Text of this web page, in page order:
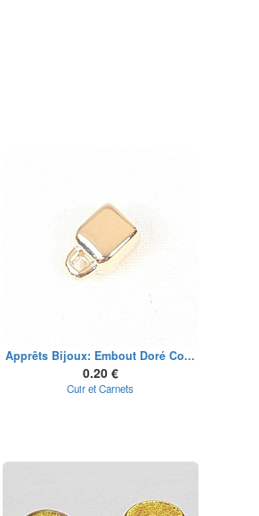
Apprêts Bijoux: Embout Doré Co...
0.20 €
Cuir et Carnets